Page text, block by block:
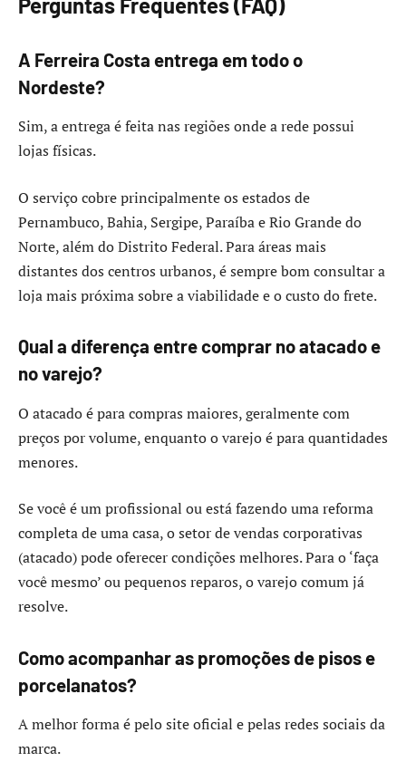
A Ferreira Costa entrega em todo o
Nordeste?
Sim, a entrega é feita nas regiões onde a rede possui
lojas físicas.
O serviço cobre principalmente os estados de
Pernambuco, Bahia, Sergipe, Paraíba e Rio Grande do
Norte, além do Distrito Federal. Para áreas mais
distantes dos centros urbanos, é sempre bom consultar a
loja mais próxima sobre a viabilidade e o custo do frete.
Qual a diferença entre comprar no atacado e
no varejo?
O atacado é para compras maiores, geralmente com
preços por volume, enquanto o varejo é para quantidades
menores.
Se você é um profissional ou está fazendo uma reforma
completa de uma casa, o setor de vendas corporativas
(atacado) pode oferecer condições melhores. Para o ‘faça
você mesmo’ ou pequenos reparos, o varejo comum já
resolve.
Como acompanhar as promoções de pisos e
porcelanatos?
A melhor forma é pelo site oficial e pelas redes sociais da
marca.